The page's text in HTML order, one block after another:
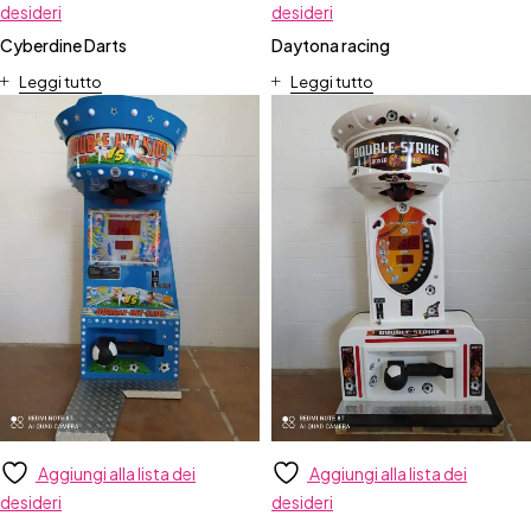
desideri
Cyberdine Darts
Leggi tutto
desideri
Daytona racing
Leggi tutto
Aggiungi alla lista dei
desideri
Aggiungi alla lista dei
desideri